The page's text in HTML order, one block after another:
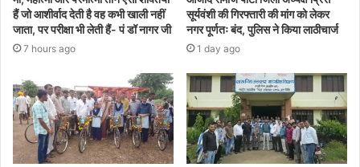
हैं जो आशीर्वाद देती है वह कभी खाली नहीं
जाता, पर परीक्षा भी लेती हैं- पं डॉ नागर जी
7 hours ago
सूर्यवंशी की गिरफ्तारी की मांग को लेकर
नगर पूर्णतः बंद, पुलिस ने किया लाठीचार्ज
1 day ago